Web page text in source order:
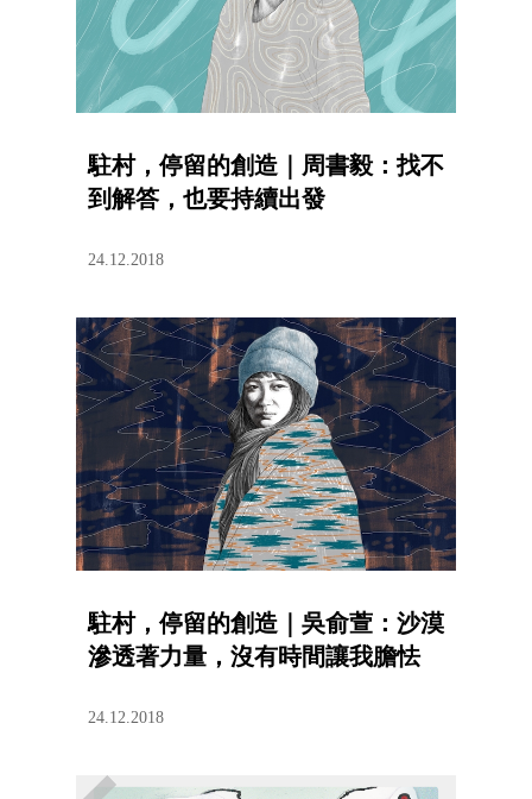
駐村，停留的創造｜周書毅：找不
到解答，也要持續出發
24.12.2018
駐村，停留的創造｜吳俞萱：沙漠
滲透著力量，沒有時間讓我膽怯
24.12.2018